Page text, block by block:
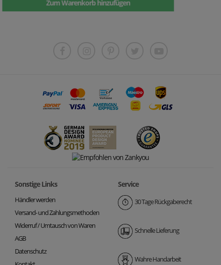
Sonstige Links
Händler werden
Versand- und Zahlungsmethoden
Widerruf / Umtausch von Waren
AGB
Datenschutz
Service
30 Tage Rückgaberecht
Schnelle Lieferung
Wahre Handarbeit